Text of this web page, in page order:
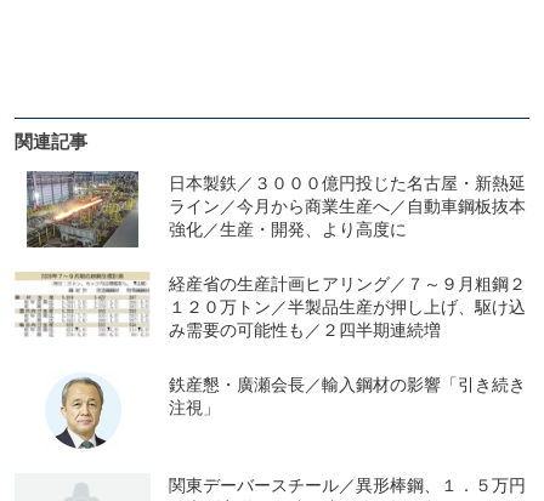
関連記事
日本製鉄／３０００億円投じた名古屋・新熱延
ライン／今月から商業生産へ／自動車鋼板抜本
強化／生産・開発、より高度に
経産省の生産計画ヒアリング／７～９月粗鋼２
１２０万トン／半製品生産が押し上げ、駆け込
み需要の可能性も／２四半期連続増
鉄産懇・廣瀬会長／輸入鋼材の影響「引き続き
注視」
関東デーバースチール／異形棒鋼、１．５万円